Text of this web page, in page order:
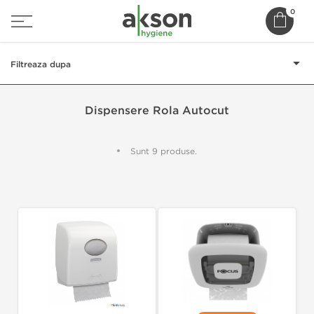
0
Filtreaza dupa
Dispensere Rola Autocut
Sunt 9 produse.